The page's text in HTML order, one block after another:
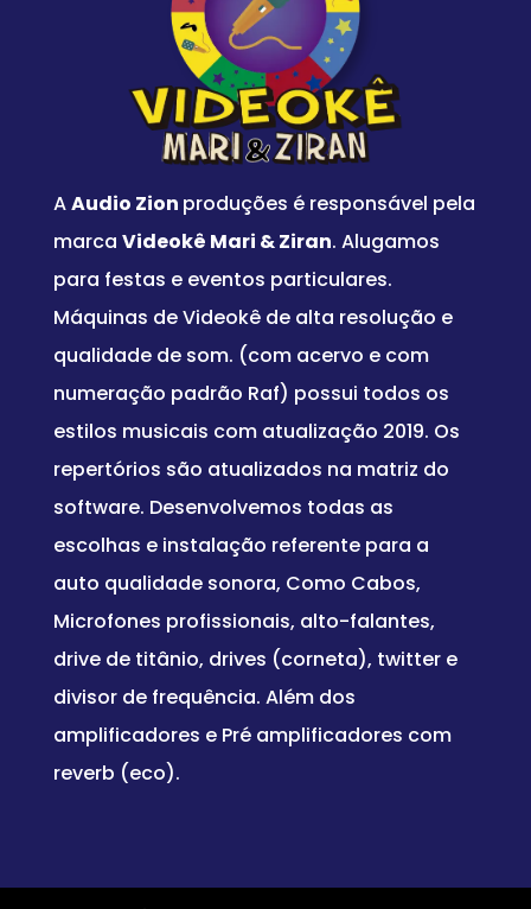
AAudio Zion produções é responsável pela
marca Videokê Mari & Ziran. Alugamos
para festas e eventos particulares.
Máquinas de Videokê de alta resolução e
qualidade de som. (com acervo e com
numeração padrão Raf) possui todos os
estilos musicais com atualização 2019. Os
repertórios são atualizados na matriz do
software. Desenvolvemos todas as
escolhas e instalação referente para a
auto qualidade sonora, Como Cabos,
Microfones profissionais, alto-falantes,
drive de titânio, drives (corneta), twitter e
divisor de frequência. Além dos
amplificadores e Pré amplificadores com
reverb (eco).